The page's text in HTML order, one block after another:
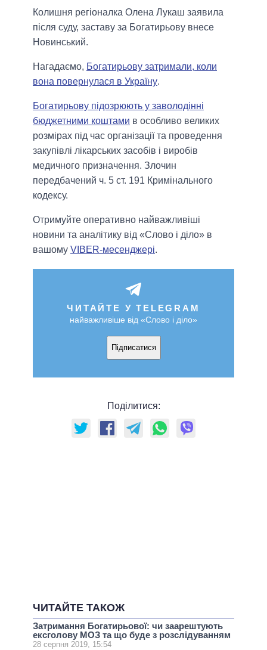
Колишня регіоналка Олена Лукаш заявила
після суду, заставу за Богатирьову внесе
Новинський.
Нагадаємо, Богатирьову затримали, коли
вона повернулася в Україну.
Богатирьову підозрюють у заволодінні
бюджетними коштами в особливо великих
розмірах під час організації та проведення
закупівлі лікарських засобів і виробів
медичного призначення. Злочин
передбачений ч. 5 ст. 191 Кримінального
кодексу.
Отримуйте оперативно найважливіші
новини та аналітику від «Слово і діло» в
вашому VIBER-месенджері.
ЧИТАЙТЕ У TELEGRAM
найважливіше від «Слово і діло»
Підписатися
Поділитися:
ЧИТАЙТЕ ТАКОЖ
Затримання Богатирьової: чи заарештують
ексголову МОЗ та що буде з розслідуванням
28 серпня 2019, 15:54